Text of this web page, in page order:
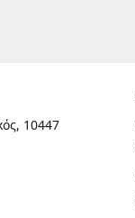
10447